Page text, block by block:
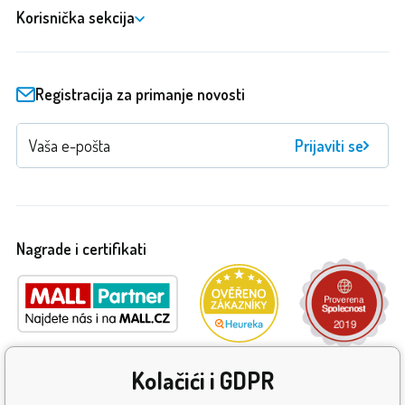
Korisnička sekcija
Registracija za primanje novosti
Prijaviti se
Nagrade i certifikati
Kolačići i GDPR